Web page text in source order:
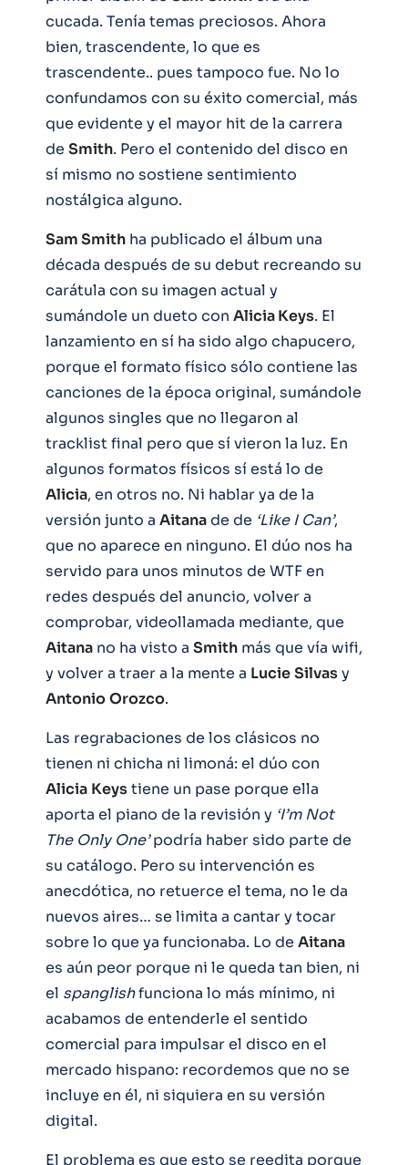
cucada. Tenía temas preciosos. Ahora
bien, trascendente, lo que es
trascendente.. pues tampoco fue. No lo
confundamos con su éxito comercial, más
que evidente y el mayor hit de la carrera
de Smith. Pero el contenido del disco en
sí mismo no sostiene sentimiento
nostálgica alguno.
Sam Smith ha publicado el álbum una
década después de su debut recreando su
carátula con su imagen actual y
sumándole un dueto con Alicia Keys. El
lanzamiento en sí ha sido algo chapucero,
porque el formato físico sólo contiene las
canciones de la época original, sumándole
algunos singles que no llegaron al
tracklist final pero que sí vieron la luz. En
algunos formatos físicos sí está lo de
Alicia, en otros no. Ni hablar ya de la
versión junto a Aitanade de ‘Like I Can’,
que no aparece en ninguno. El dúo nos ha
servido para unos minutos de WTF en
redes después del anuncio, volver a
comprobar, videollamada mediante, que
Aitana no ha visto a Smith más que vía wifi,
y volver a traer a la mente a LucieSilvasy
AntonioOrozco.
Las regrabaciones de los clásicos no
tienen ni chicha ni limoná: el dúo con
Alicia Keystiene un pase porque ella
aporta el piano de la revisión y ‘I’m Not
The Only One’podría haber sido parte de
su catálogo. Pero su intervención es
anecdótica, no retuerce el tema, no le da
nuevos aires… se limita a cantar y tocar
sobre lo que ya funcionaba. Lo de Aitana
es aún peor porque ni le queda tan bien, ni
el spanglishfunciona lo más mínimo, ni
acabamos de entenderle el sentido
comercial para impulsar el disco en el
mercado hispano: recordemos que no se
incluye en él, ni siquiera en su versión
digital.
El problema es que esto se reedita porque